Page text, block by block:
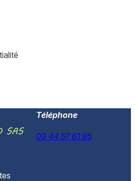
Téléphone
03 44 57 61 95